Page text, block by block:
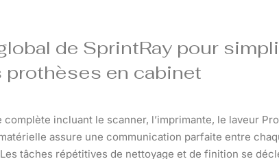
de SprintRay pour
prothèses en cabinet
complète incluant le scanner, l’imprimante, le laveur
assure une communication parfaite entre
tâches répétitives de nettoyage et de finition se